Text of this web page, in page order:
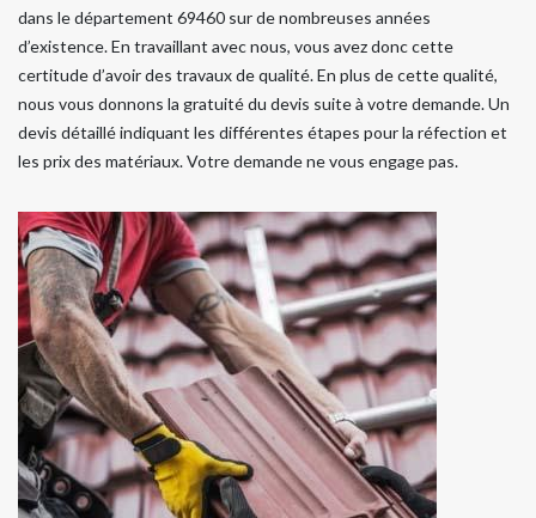
dans le département 69460 sur de nombreuses années
d’existence. En travaillant avec nous, vous avez donc cette
certitude d’avoir des travaux de qualité. En plus de cette qualité,
nous vous donnons la gratuité du devis suite à votre demande. Un
devis détaillé indiquant les différentes étapes pour la réfection et
les prix des matériaux. Votre demande ne vous engage pas.